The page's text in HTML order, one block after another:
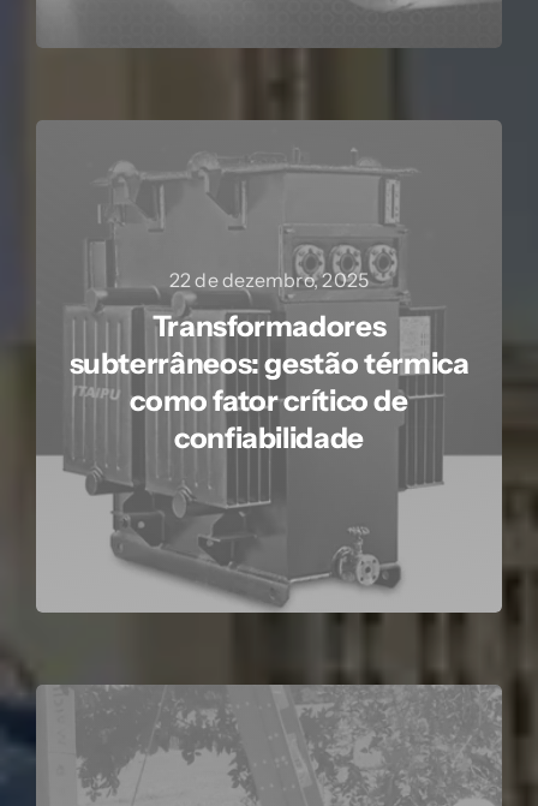
22 de dezembro, 2025
Transformadores
subterrâneos: gestão térmica
como fator crítico de
confiabilidade